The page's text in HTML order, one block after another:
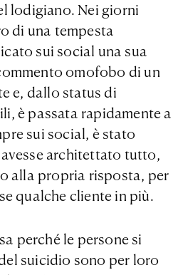
lodigiano. Nei giorni
di una tempesta
sui social una sua
omofobo di un
e, dallo status di
è passata rapidamente a
sui social, è stato
architettato tutto,
alla propria risposta, per
qualche cliente in più.
perché le persone si
suicidio sono per loro